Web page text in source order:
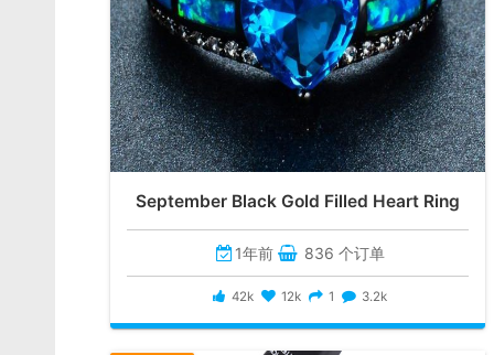
September Black Gold Filled Heart Ring
1年前 836 个订单
42k 12k 1 3.2k